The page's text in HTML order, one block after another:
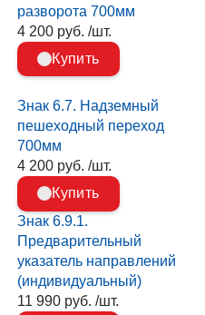
разворота 700мм
4 200 руб. /шт.
Купить
Знак 6.7. Надземный
пешеходный переход
700мм
4 200 руб. /шт.
Купить
Знак 6.9.1.
Предварительный
указатель направлений
(индивидуальный)
11 990 руб. /шт.